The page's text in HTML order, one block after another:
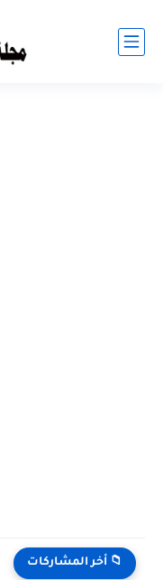
📁 أخر المشاركات